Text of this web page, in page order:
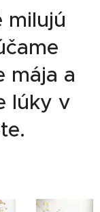
milujú
mája a
lúky v